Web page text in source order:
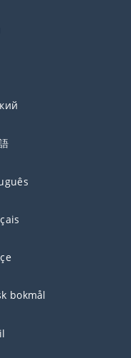
bokmål